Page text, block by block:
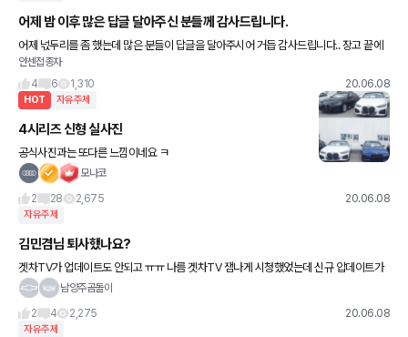
어제 밤 이후 많은 답글 달아주신 분들께 감사드립니다.
어제 넋두리를 좀 했는데 많은 분들이 답글을 달아주시어 거듭 감사드립니다.. 장고 끝에
악수를 피하기 위해 초심으로 돌아가기로 했습니다. 말은 길지만 620d 사려고 합니다.
와이프와도 오랜만
얀센접종자
4
6 1,310 20.06.08
HOT 자유주제
4시리즈 신형 실사진
공식사진과는 또다른 느낌이네요 ㅋ
모나코
2
28 2,675 20.06.08
자유주제
김민겸님 퇴사했나요?
겟차TV가 업데이트도 안되고 ㅠㅠ 나름 겟차TV 잼나게 시청했었는데 신규 압데이트가
안되니 ㅠㅠ 김민겸님 그림도 잘그리시고 ㅋㅋㅋ
남양주곰돌이
2
4 2,275 20.06.08
자유주제